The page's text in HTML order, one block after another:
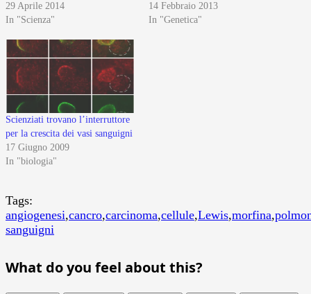
29 Aprile 2014
In "Scienza"
14 Febbraio 2013
In "Genetica"
Scienziati trovano l’interruttore
per la crescita dei vasi sanguigni
17 Giugno 2009
In "biologia"
Tags:
angiogenesi,cancro,carcinoma,cellule,Lewis,morfina,
sanguigni
What do you feel about this?